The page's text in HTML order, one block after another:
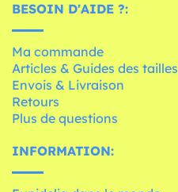
BESOIN D'AIDE ?:
Ma commande
Articles & Guides des tailles
Envois & Livraison
Retours
Plus de questions
INFORMATION: